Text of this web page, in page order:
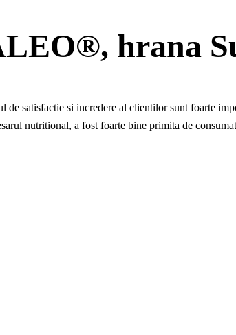
hrana
de satisfactie si incredere al clientilor sunt foarte
nutritional, a fost foarte bine primita de